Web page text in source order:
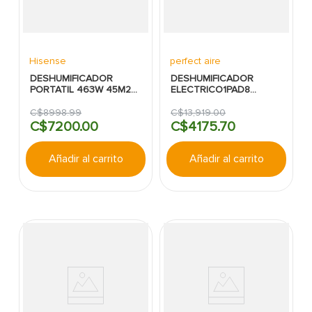
Hisense
DESHUMIFICADOR
PORTATIL 463W 45M2
C$8998.99
C$7200.00
Añadir al carrito
perfect aire
DESHUMIFICADOR
ELECTRICO1PAD8
(10M2) PERFECT AIRE
C$13,919.00
C$4175.70
Añadir al carrito